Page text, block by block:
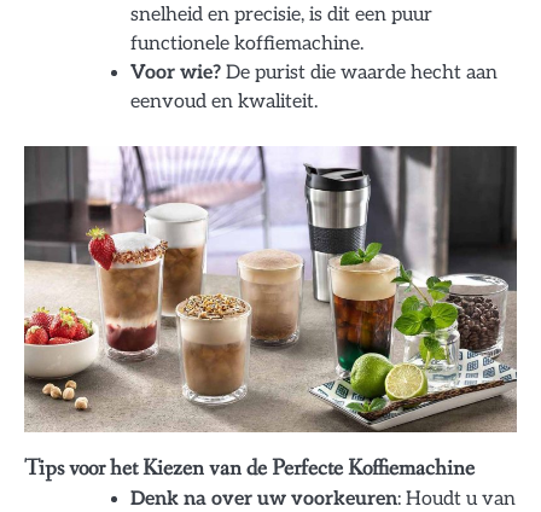
snelheid en precisie, is dit een puur
functionele koffiemachine.
Voor wie? De purist die waarde hecht aan
eenvoud en kwaliteit.
Tips voor het Kiezen van de Perfecte Koffiemachine
Denk na over uw voorkeuren: Houdt u van